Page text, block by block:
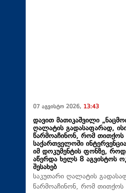
07 აგვისტო 2026, 13:43
დავით მათიკაშვილი
ღალატის გადასაფარად,
წარმოაჩინონ, რომ თითქოს
საქართველოში
იმ დოკუმენტის ფონზე,
აწერდა ხელს 8 აგვისტოს
შესახებ
საკუთარი ღალატის
წარმოაჩინონ, რომ თითქოს